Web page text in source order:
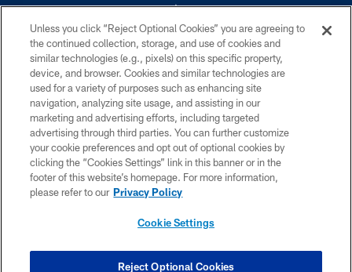
©2026 Dallas Cowboys. All rights reserved. Do not duplicate in any form
without permission of the Dallas Cowboys. The Dallas Cowboys
Cheerleaders will not initiate contact with any person to request personal or
financial information.
PRIVACY POLICY
ACCESSIBILITY
SITE MAP
COOKIE SETTINGS
Unless you click “Reject Optional Cookies” you are agreeing to
the continued collection, storage, and use of cookies and
similar technologies (e.g., pixels) on this specific property,
device, and browser. Cookies and similar technologies are
used for a variety of purposes such as enhancing site
navigation, analyzing site usage, and assisting in our
marketing and advertising efforts, including targeted
advertising through third parties. You can further customize
your cookie preferences and opt out of optional cookies by
clicking the “Cookies Settings” link in this banner or in the
footer of this website’s homepage. For more information,
please refer to our Privacy Policy
Cookie Settings
Reject Optional Cookies